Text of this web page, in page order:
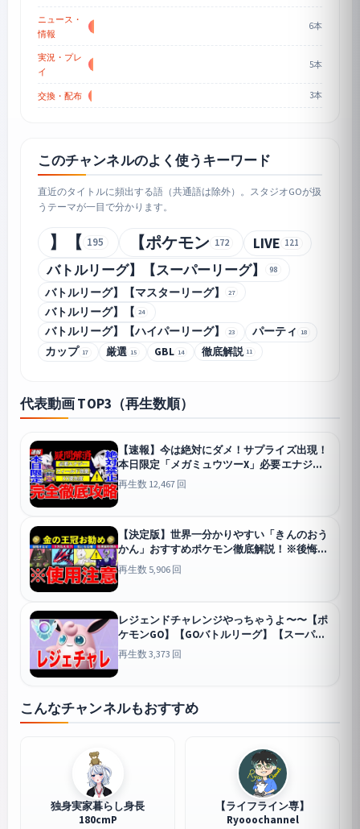
ニュース・
情報
6本
実況・プレ
イ
5本
交換・配布 3本
このチャンネルのよく使うキーワード
直近のタイトルに頻出する語（共通語は除外）。スタジオGOが扱
うテーマが一目で分かります。
】【 195 【ポケモン 172 LIVE 121
バトルリーグ】【スーパーリーグ】 98
バトルリーグ】【マスターリーグ】 27
バトルリーグ】【 24
バトルリーグ】【ハイパーリーグ】 23 パーティ 18
カップ 17 厳選 15 GBL 14 徹底解説 11
代表動画 TOP3（再生数順）
【速報】今は絶対にダメ！サプライズ出現！
本日限定「メガミュウツーX」必要エナジー
は？フィールド効果は？GOフェスの疑問を
徹底解説！【ポケモンGO】【GOバトルリー
再生数 12,467 回
【決定版】世界一分かりやすい「きんのおう
かん」おすすめポケモン徹底解説！※後悔し
ないでください【ポケモンGO】【GOバトル
リーグ】【マスターリーグ】【マスターリー
再生数 5,906 回
レジェンドチャレンジやっちゃうよ〜〜【ポ
ケモンGO】【GOバトルリーグ】【スーパー
リーグ】
GO
再生数 3,373 回
こんなチャンネルもおすすめ
独身実家暮らし身長
180cmP
【ライフライン専】
Ryooochannel